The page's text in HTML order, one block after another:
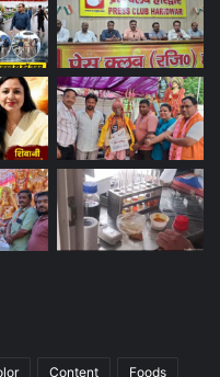
Content Foods